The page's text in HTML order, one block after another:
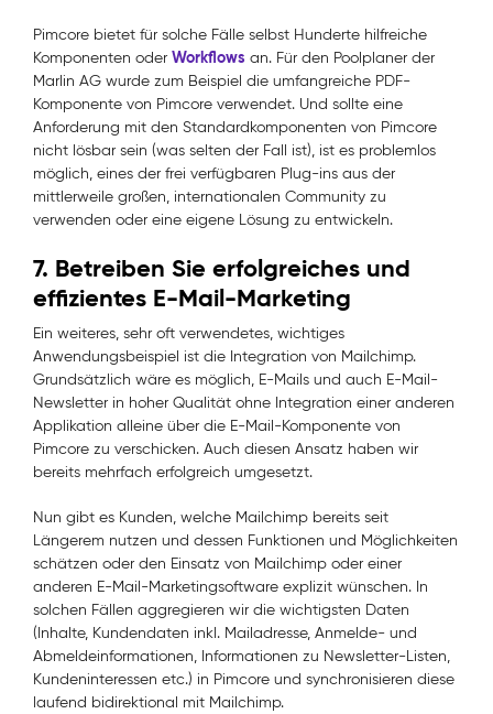
Pimcore bietet für solche Fälle selbst Hunderte hilfreiche
Komponenten oder Workflows an. Für den Poolplaner der
Marlin AG wurde zum Beispiel die umfangreiche PDF-
Komponente von Pimcore verwendet. Und sollte eine
Anforderung mit den Standardkomponenten von Pimcore
nicht lösbar sein (was selten der Fall ist), ist es problemlos
möglich, eines der frei verfügbaren Plug-ins aus der
mittlerweile großen, internationalen Community zu
verwenden oder eine eigene Lösung zu entwickeln.
7. Betreiben Sie erfolgreiches und
effizientes E-Mail-Marketing
Ein weiteres, sehr oft verwendetes, wichtiges
Anwendungsbeispiel ist die Integration von Mailchimp.
Grundsätzlich wäre es möglich, E-Mails und auch E-Mail-
Newsletter in hoher Qualität ohne Integration einer anderen
Applikation alleine über die E-Mail-Komponente von
Pimcore zu verschicken. Auch diesen Ansatz haben wir
bereits mehrfach erfolgreich umgesetzt.
Nun gibt es Kunden, welche Mailchimp bereits seit
Längerem nutzen und dessen Funktionen und Möglichkeiten
schätzen oder den Einsatz von Mailchimp oder einer
anderen E-Mail-Marketingsoftware explizit wünschen. In
solchen Fällen aggregieren wir die wichtigsten Daten
(Inhalte, Kundendaten inkl. Mailadresse, Anmelde- und
Abmeldeinformationen, Informationen zu Newsletter-Listen,
Kundeninteressen etc.) in Pimcore und synchronisieren diese
laufend bidirektional mit Mailchimp.